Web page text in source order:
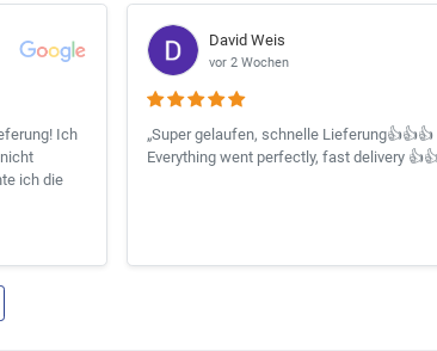
Ich
ich die
David Weis
vor 2 Wochen
„Super gelaufen, schnelle
Everything went perfectly, fast delivery